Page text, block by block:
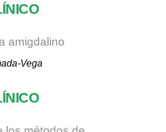
amigdalino
Vega